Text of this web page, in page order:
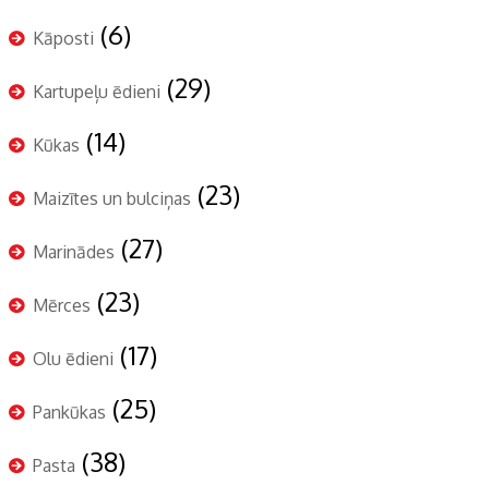
Kāposti (6)
Kartupeļu ēdieni (29)
Kūkas (14)
Maizītes un bulciņas (23)
Marinādes (27)
Mērces (23)
Olu ēdieni (17)
Pankūkas (25)
Pasta (38)